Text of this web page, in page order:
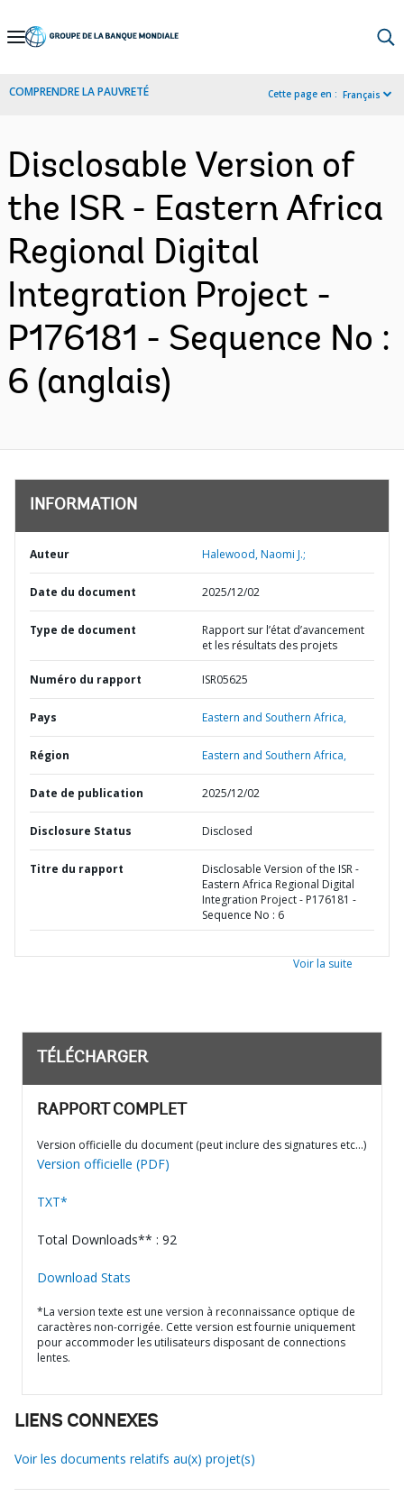
Skip
Navigation
COMPRENDRE LA PAUVRETÉ Cette page en : Français
Disclosable Version of
the ISR - Eastern Africa
Regional Digital
Integration Project -
P176181 - Sequence No :
6 (anglais)
INFORMATION
Auteur Halewood, Naomi J.;
Date du document 2025/12/02
Type de document
Rapport sur l’état d’avancement
et les résultats des projets
Numéro du rapport ISR05625
Pays Eastern and Southern Africa,
Région Eastern and Southern Africa,
Date de publication 2025/12/02
Disclosure Status Disclosed
Titre du rapport
Disclosable Version of the ISR -
Eastern Africa Regional Digital
Integration Project - P176181 -
Sequence No : 6
Voir la suite
TÉLÉCHARGER
RAPPORT COMPLET
Version officielle du document (peut inclure des signatures etc…)
Version officielle (PDF)
TXT*
Total Downloads** : 92
Download Stats
*La version texte est une version à reconnaissance optique de
caractères non-corrigée. Cette version est fournie uniquement
pour accommoder les utilisateurs disposant de connections
lentes.
LIENS CONNEXES
Voir les documents relatifs au(x) projet(s)